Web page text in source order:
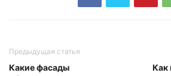
Предыдущая статья
Какие фасады
Как